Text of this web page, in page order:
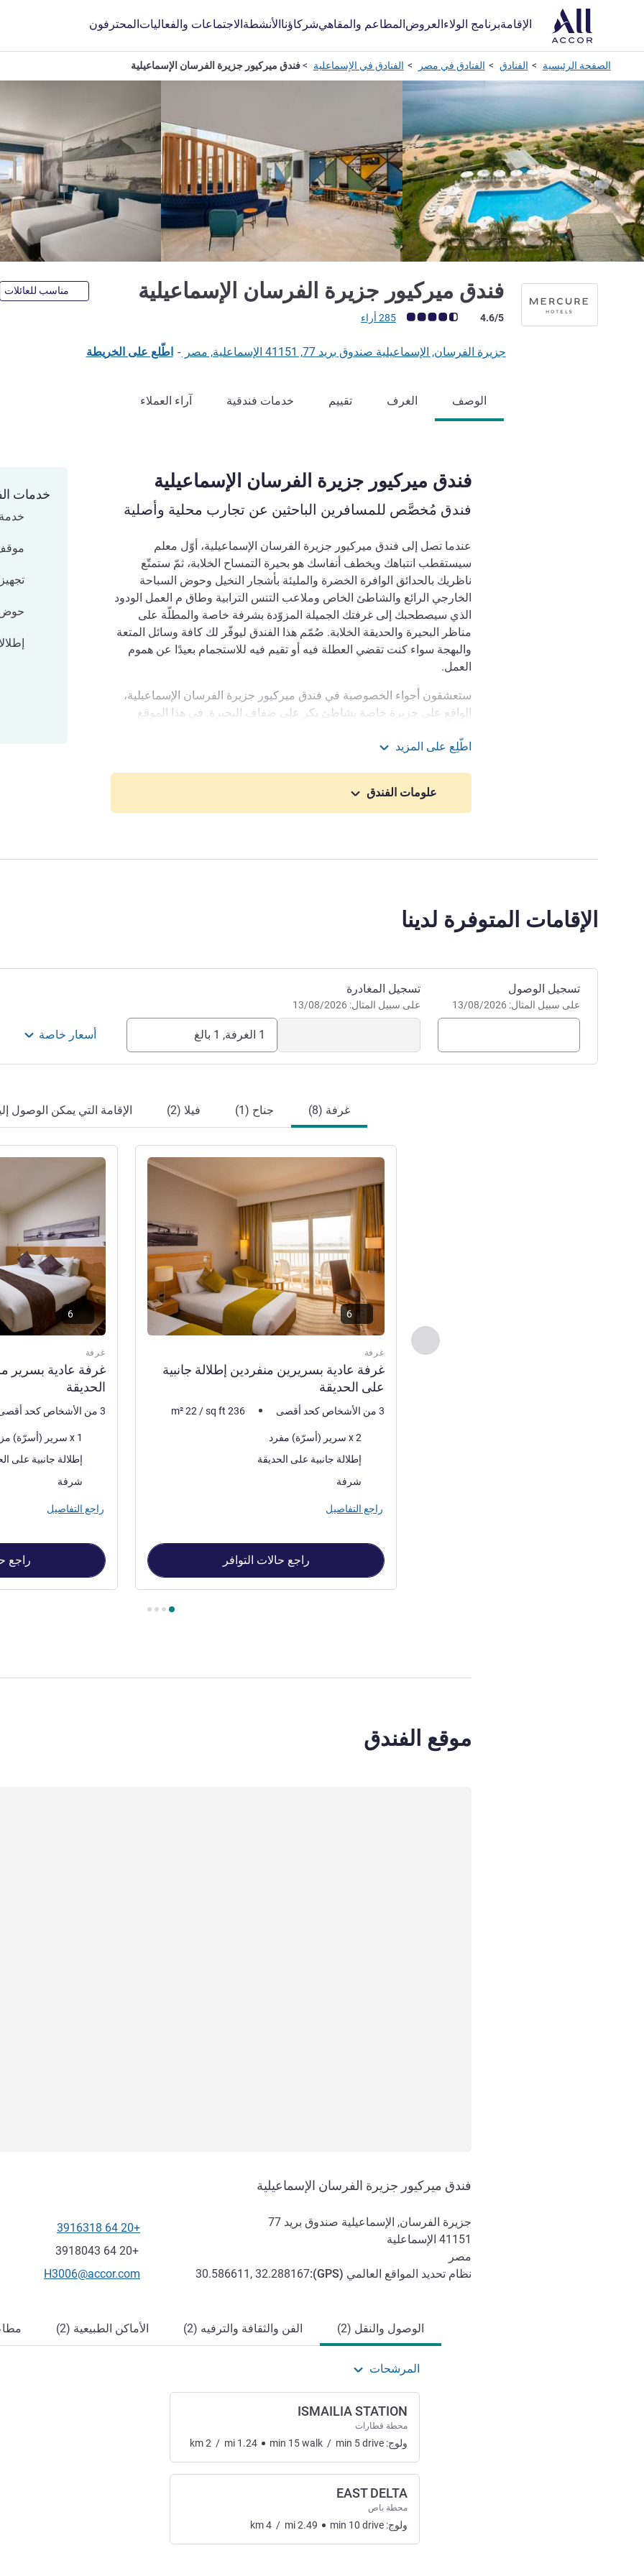
الإقامةبرنامج الولاءالعروضالمطاعم والمقاهيشركاؤناالأنشطةالاجتماعات والفعالياتالمحترفون
الصفحة الرئيسية الفنادق الفنادق في مصر الفنادق في الإسماعلية فندق ميركيور جزيرة الفرسان الإسماعيلية
فندق ميركيور جزيرة الفرسان الإسماعيلية مناسب للعائلات
ملاحظة أراء العملاء (رأي ALL)
4.6/5 285 أراء
جزيرة الفرسان, الإسماعيلية صندوق بريد 77, 41151 الإسماعلية, مصر - اطّلع على الخريطة
الوصف الغرف تقييم خدمات فندقية آراء العملاء
فندق ميركيور جزيرة الفرسان الإسماعيلية
فندق مُخصَّص للمسافرين الباحثين عن تجارب محلية وأصلية
عندما تصل إلى فندق ميركيور جزيرة الفرسان الإسماعيلية، أوّل معلم
سيستقطب انتباهك ويخطف أنفاسك هو بحيرة التمساح الخلابة، ثمّ ستمتّع
ناظريك بالحدائق الوافرة الخضرة والمليئة بأشجار النخيل وحوض السباحة
الخارجي الرائع والشاطئ الخاص وملاعب التنس الترابية وطاق م العمل الودود
الذي سيصطحبك إلى غرفتك الجميلة المزوّدة بشرفة خاصة والمطلّة على
مناظر البحيرة والحديقة الخلابة. صُمّم هذا الفندق ليوفّر لك كافة وسائل المتعة
والبهجة سواء كنت تقضي العطلة فيه أو تقيم فيه للاستجمام بعيدًا عن هموم
العمل.
ستعشقون أجواء الخصوصية في فندق ميركيور جزيرة الفرسان الإسماعيلية،
الواقع على جزيرة خاصة بشاطئ بكر على ضفاف البحيرة. في هذا الموقع
نجوم العديد من المزايا للمسافرين من رجال الأعمال والمسافرين لقضاء
على بُعد 1 كم فقط من مركز المدينة وتقع قناة السويس المذهلة على بُعد
ساعة فقط بالسيارة.
ويتوفر طاقم العمل لتقديم النصائح بشأن الأماكن التي يمكنك زيارتها، مثل
أنا وفريقي نرحب بكم في فندق ميركيور جزيرة الفرسان الإسماعيلية. سواءً
كنت هنا للعمل أو للمتعة، هدفنا الرئيسي هو ضمان أن تستمتع بإقامتك بلحظات
إدارة الفندق ALI Abdallah
اطّلِع على المزيد
علومات الفندق
خدمات
حوض
الإقامات المتوفرة لدينا
احجز في هذا الفندق
تسجيل الوصول
على سبيل المثال: 13/08/2026
تسجيل المغادرة
على سبيل المثال: 13/08/2026
1 الغرفة, 1 بالغ أسعار خاصة
غرفة (8) جناح (1) فيلا (2) الإقامة التي يمكن الوصول
السابق - غرفة
غرفة
غرفة عادية بسريرين منفردين إطلالة جانبية
على الحديقة
راجع التفاصيل
6
3 من الأشخاص كحد أقصى m²22 /sq ft 236
فرش السرير
2 x سرير (أسرّة) مفرد
المناظر:إطلالة جانبية على الحديقة
أكثر أماكن الإقامة:
شرفة
راجع التفاصيل
راجع حالات التوافر
غرفة
غرفة عادية بسرير
الحديقة
راجع التفاصيل
3 من الأشخاص كحد أقصى
فرش السرير
1 x سرير (أسرّة) مزدوج
المناظر:إطلالة جانبية على
أكثر أماكن الإقامة:
شرفة
راجع التفاصيل
راجع
موقع الفندق
فندق ميركيور جزيرة الفرسان الإسماعيلية
جزيرة الفرسان, الإسماعيلية صندوق بريد 77
41151 الإسماعلية
مصر
نظام تحديد المواقع العالمي (GPS
):
30.586611, 32.288167
الهاتف
+20 64 3916318
فاكس
+20 64 3918043
تواصل معنا عبر البريد
H3006@accor.com
الوصول والنقل (2) الفن والثقافة والترفيه (2) الأماكن الطبيعية (2)
المرشحات
ISMAILIA STATION
محطة قطارات
ولوج: km2 / mi 1.24 min 15walk / min 5drive
EAST DELTA
محطة باص
ولوج: km4 / mi2.49 min 10 drive